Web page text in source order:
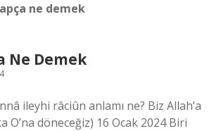
ne demek
Ne Demek
ileyhi râciûn anlamı ne? Biz Allah’a
O’na döneceğiz) 16 Ocak 2024 Biri